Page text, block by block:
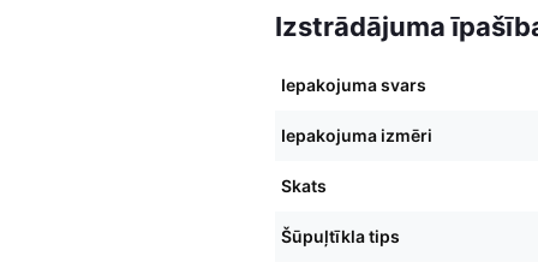
Izstrādājuma
Iepakojuma svars
Iepakojuma izmēri
Skats
Šūpuļtīkla tips